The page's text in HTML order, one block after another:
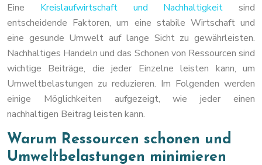
Eine Kreislaufwirtschaft und Nachhaltigkeit sind
entscheidende Faktoren, um eine stabile Wirtschaft und
eine gesunde Umwelt auf lange Sicht zu gewährleisten.
Nachhaltiges Handeln und das Schonen von Ressourcen sind
wichtige Beiträge, die jeder Einzelne leisten kann, um
Umweltbelastungen zu reduzieren. Im Folgenden werden
einige Möglichkeiten aufgezeigt, wie jeder einen
nachhaltigen Beitrag leisten kann.
Warum Ressourcen schonen und
Umweltbelastungen minimieren